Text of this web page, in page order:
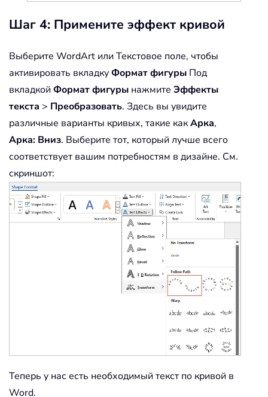
Шаг 4: Примените эффект кривой
Выберите WordArt или Текстовое поле, чтобы
активировать вкладкуФормат фигуры Под
вкладкой Формат фигуры нажмите Эффекты
текста > Преобразовать. Здесь вы увидите
различные варианты кривых, такие какАрка,
Арка: Вниз. Выберите тот, который лучше всего
соответствует вашим потребностям в дизайне. См.
скриншот:
Теперь у нас есть необходимый текст по кривой в
Word.